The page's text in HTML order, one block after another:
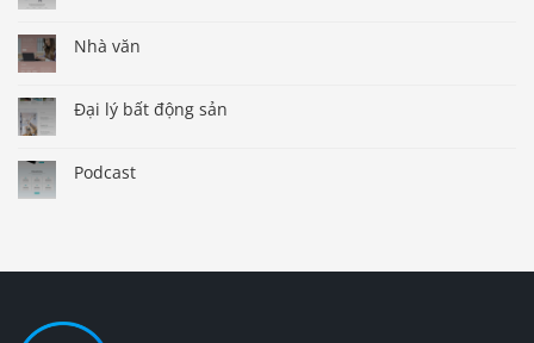
Nhà văn
Đại lý bất động sản
Podcast